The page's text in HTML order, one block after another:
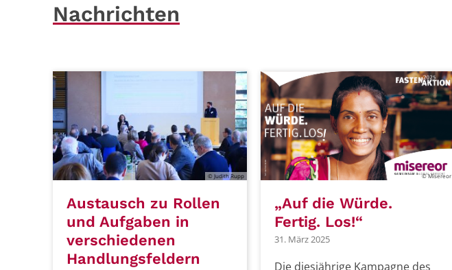
Nachrichten
© Judith Rupp
Austausch zu Rollen
und Aufgaben in
verschiedenen
Handlungsfeldern
© Misereor
„Auf die Würde.
Fertig. Los!“
31. März 2025
Die diesjährige Kampagne des